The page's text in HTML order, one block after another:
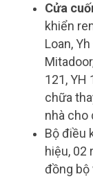
Cửa
khiển
Loan,
121, YH
chữa
nhà cho
Bộ điều
hiệu, 02
đồng bộ